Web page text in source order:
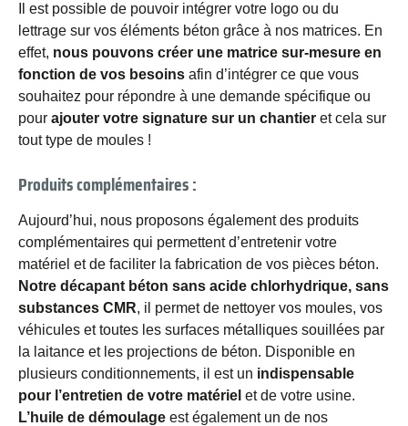
Il est possible de pouvoir intégrer votre logo ou du
lettrage sur vos éléments béton grâce à nos matrices. En
effet, nous pouvons créer une matrice sur-mesure en
fonction de vos besoins afin d’intégrer ce que vous
souhaitez pour répondre à une demande spécifique ou
pour ajouter votre signature sur un chantier et cela sur
tout type de moules !
Produits complémentaires :
Aujourd’hui, nous proposons également des produits
complémentaires qui permettent d’entretenir votre
matériel et de faciliter la fabrication de vos pièces béton.
Notre décapant béton sans acide chlorhydrique, sans
substances CMR, il permet de nettoyer vos moules, vos
véhicules et toutes les surfaces métalliques souillées par
la laitance et les projections de béton. Disponible en
plusieurs conditionnements, il est un indispensable
pour l’entretien de votre matériel et de votre usine.
L’huile de démoulage est également un de nos